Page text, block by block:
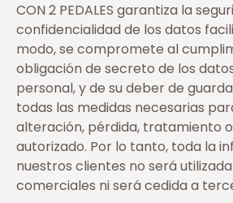
CON 2 PEDALES garantiza la
confidencialidad de los datos
modo, se compromete al
obligación de secreto de los
personal, y de su deber de
todas las medidas necesarias
alteración, pérdida, tratamiento
autorizado. Por lo tanto, toda la
nuestros clientes no será
comerciales ni será cedida a